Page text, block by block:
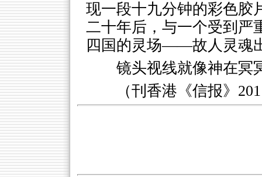
现一段十九分钟的彩色胶
二十年后，与一个受到严
四国的灵场——故人灵魂
镜头视线就像神在
（刊香港《信报》